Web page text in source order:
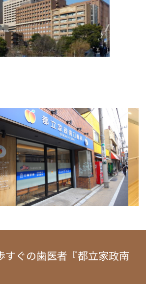
すぐの歯医者『都立家政南